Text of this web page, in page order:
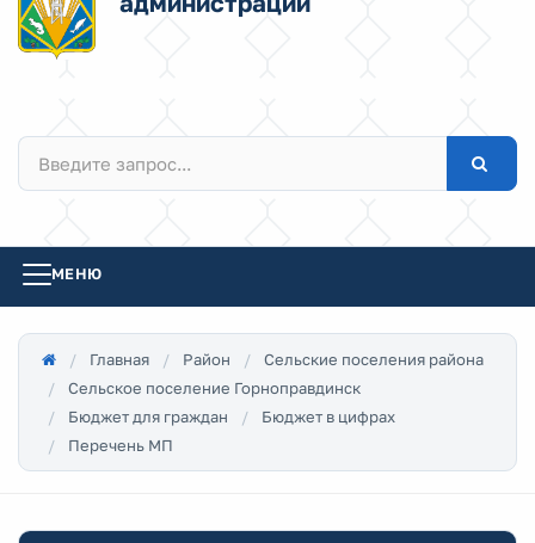
МЕНЮ
Главная Район
Сельские поселения района
Сельское поселение Горноправдинск
Бюджет для граждан
Бюджет в цифрах
Перечень МП